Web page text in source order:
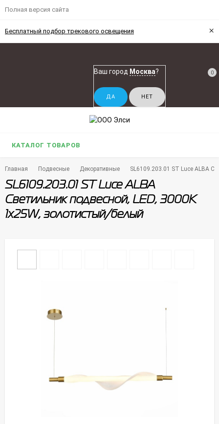
Полная версия сайта
Бесплатный подбор трекового освещения ×
Ваш город Москва? 0
КАТАЛОГ ТОВАРОВ
Главная Подвесные Декоративные SL6109.203.01 ST Luce ALBA
SL6109.203.01 ST Luce ALBA
Светильник подвесной, LED, 3000K
1х25W, золотистый/белый